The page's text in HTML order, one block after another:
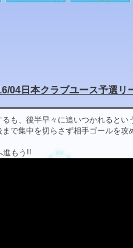
04日本クラブユース予選リ
も、後半早々に追いつかれるとい
で集中を切らさず相手ゴールを攻
進もう!!